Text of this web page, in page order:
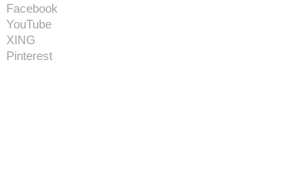
Facebook
YouTube
XING
Pinterest